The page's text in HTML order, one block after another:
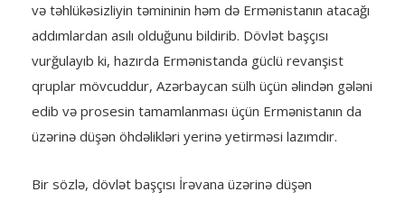
və təhlükəsizliyin təmininin həm də Ermənistanın atacağı
addımlardan asılı olduğunu bildirib. Dövlət başçısı
vurğulayıb ki, hazırda Ermənistanda güclü revanşist
qruplar mövcuddur, Azərbaycan sülh üçün əlindən gələni
edib və prosesin tamamlanması üçün Ermənistanın da
üzərinə düşən öhdəlikləri yerinə yetirməsi lazımdır.
Bir sözlə, dövlət başçısı İrəvana üzərinə düşən